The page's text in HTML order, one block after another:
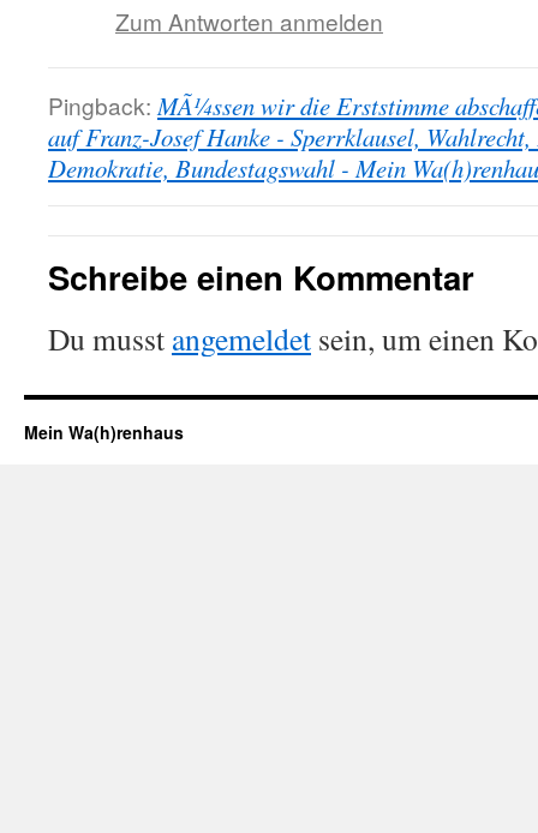
Zum Antworten anmelden
Pingback: MÃ¼ssen wir die Erststimme
auf Franz-Josef Hanke - Sperrklausel,
Demokratie, Bundestagswahl - Mein
Schreibe einen Kommentar
Du musst angemeldet sein, um einen
Mein Wa(h)renhaus